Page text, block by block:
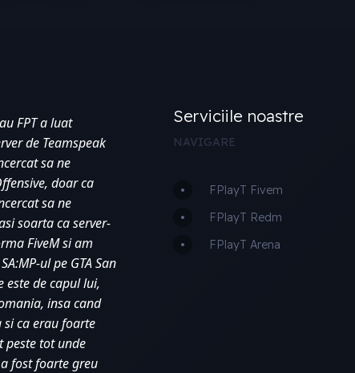
FPT a luat
de Teamspeak
sa ne
doar ca
sa ne
soarta ca server-
FiveM si am
ul pe GTA San
este de capul lui,
insa cand
ca erau foarte
peste tot unde
fost foarte greu
Serviciile noastre
NAVIGARE
FPlayT Fivem
FPlayT Redm
FPlayT Arena